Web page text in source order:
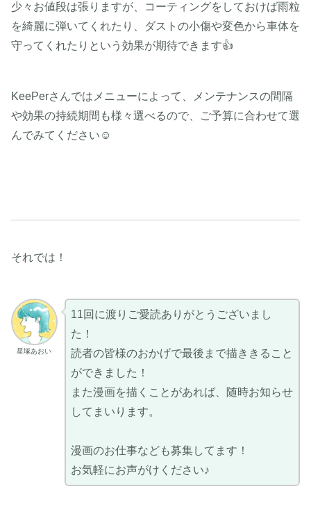
少々お値段は張りますが、コーティングをしておけば雨粒
を綺麗に弾いてくれたり、ダストの小傷や変色から車体を
守ってくれたりという効果が期待できます👍
KeePerさんではメニューによって、メンテナンスの間隔
や効果の持続期間も様々選べるので、ご予算に合わせて選
んでみてください☺️
それでは！
星塚あおい
11回に渡りご愛読ありがとうございまし
た！
読者の皆様のおかげで最後まで描ききること
ができました！
また漫画を描くことがあれば、随時お知らせ
してまいります。
漫画のお仕事なども募集してます！
お気軽にお声がけください♪